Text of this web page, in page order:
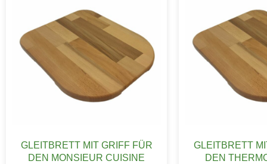
GLEITBRETT MIT GRIFF FÜR
DEN MONSIEUR CUISINE
GLEITBRETT
DEN